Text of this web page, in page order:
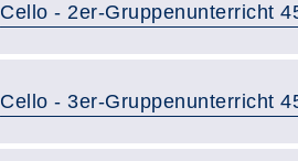
Cello - 2er-Gruppenunterricht
Cello - 3er-Gruppenunterricht